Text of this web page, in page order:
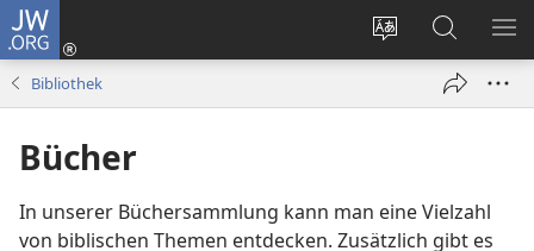
JW.ORG
Websitesprache
ändern
Anmelden
(öffnet
Suche
Bibliothek
Bücher
In unserer Büchersammlung kann man eine Vielzahl
von biblischen Themen entdecken. Zusätzlich gibt es